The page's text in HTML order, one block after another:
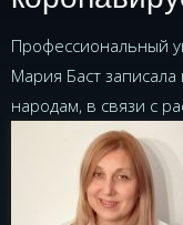
Профессиональный
Мария Баст
народам, в связи с